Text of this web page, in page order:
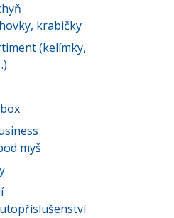
krabičky
(kelímky,
myš